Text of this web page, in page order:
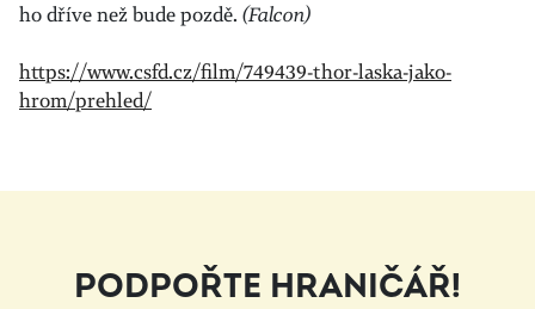
ho dříve než bude pozdě. (Falcon)
https://www.csfd.cz/film/749439-thor-laska-jako-
hrom/prehled/
PODPOŘTE HRANIČÁŘ!